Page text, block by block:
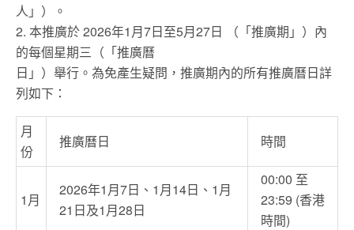
人」）。
2. 本推廣於 2026年1月7日至5月27日 （「推廣期」）內
的每個星期三（「推廣曆
日」）舉行。為免產生疑問，推廣期內的所有推廣曆日詳
列如下：
月
份
推廣曆日 時間
1月
2026年1月7日、1月14日、1月
21日及1月28日
00:00 至
23:59 (香港
時間)